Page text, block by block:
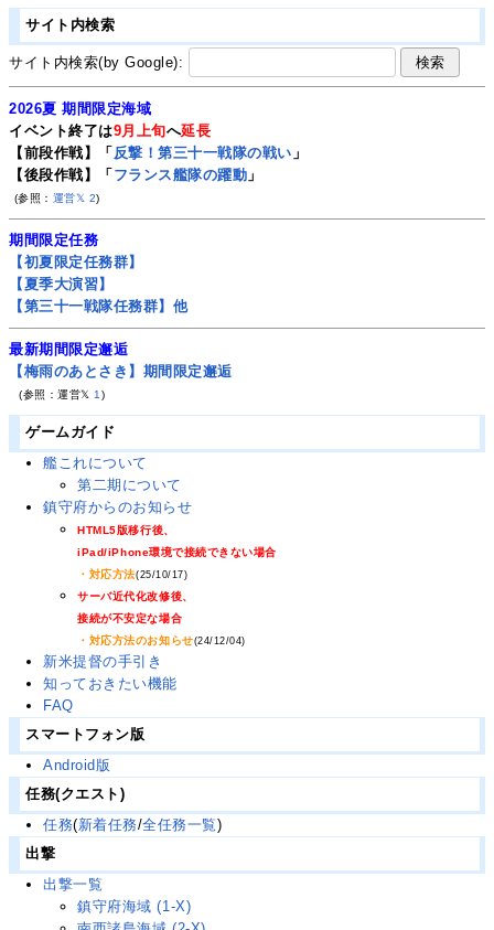
サイト内検索
サイト内検索(by Google):
2026夏 期間限定海域
イベント終了は9月上旬へ延長
【前段作戦】「 反撃！第三十一戦隊の戦い 」
【後段作戦】「フランス艦隊の躍動 」
(参照： 運営𝕏 2)
期間限定任務
【初夏限定任務群】
【夏季大演習】
【第三十一戦隊任務群】他
最新期間限定邂逅
【梅雨のあとさき】期間限定邂逅
(参照：運営𝕏 1 )
ゲームガイド
艦これについて
第二期について
鎮守府からのお知らせ
HTML5版移行後、
iPad/iPhone環境で接続できない場合
・対応方法(25/10/17)
サーバ近代化改修後、
接続が不安定な場合
・対応方法のお知らせ(24/12/04)
新米提督の手引き
知っておきたい機能
FAQ
スマートフォン版
Android版
任務(クエスト)
任務(新着任務/全任務一覧)
出撃
出撃一覧
鎮守府海域 (1-X)